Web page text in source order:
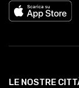
LE NOSTRE